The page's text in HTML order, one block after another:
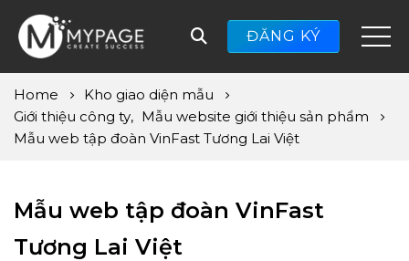
ĐĂNG KÝ
Home
Kho giao diện mẫu
Giới thiệu công ty, Mẫu website giới thiệu sản phẩm
Mẫu web tập đoàn VinFast Tương Lai Việt
Mẫu web tập đoàn VinFast
Tương Lai Việt